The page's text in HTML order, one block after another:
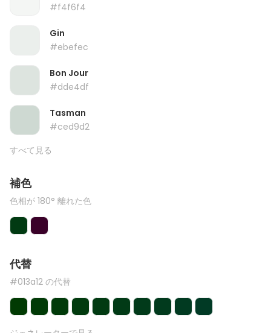
#f4f6f4
Gin
#ebefec
Bon Jour
#dde4df
Tasman
#ced9d2
すべて見る
補色
色相が 180° 離れた色
代替
#013a12 の代替